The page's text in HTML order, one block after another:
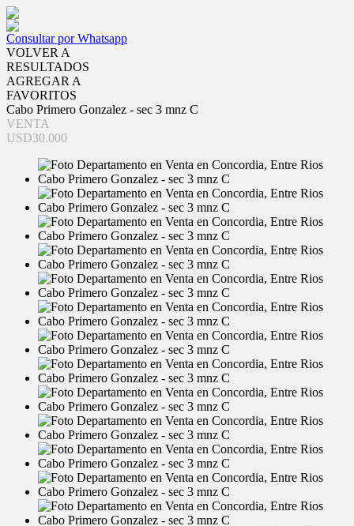
Consultar por Whatsapp
VOLVER A
RESULTADOS
AGREGAR A
FAVORITOS
Cabo Primero Gonzalez - sec 3 mnz C
VENTA
USD30.000